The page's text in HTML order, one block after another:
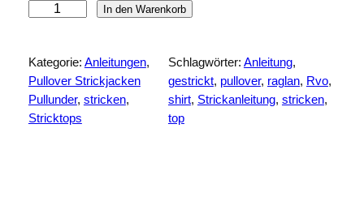
h
i
r
t
In den Warenkorb
Kategorie: Anleitungen
Pullover Strickjacken
Pullunder, stricken
Stricktops
Schlagwörter: Anleitung
gestrickt, pullover, raglan, Rvo
shirt, Strickanleitung, stricken
top